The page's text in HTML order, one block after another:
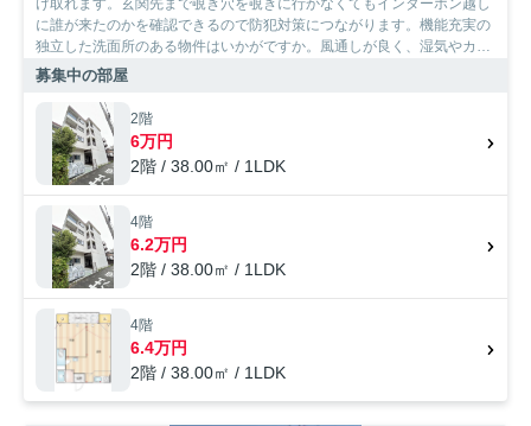
け取れます。玄関先まで覗き穴を覗きに行かなくてもインターホン越し
に誰が来たのかを確認できるので防犯対策につながります。機能充実の
独立した洗面所のある物件はいかがですか。風通しが良く、湿気やカビ
の心配が少ないマンションです。暮らしを豊かにするBS・CSに対応し
検討ください。SumoSumoお問い合わせ窓口がお手伝いいたします。
募集中の部屋
2階
6万円
2階 / 38.00㎡ / 1LDK
4階
6.2万円
2階 / 38.00㎡ / 1LDK
4階
6.4万円
2階 / 38.00㎡ / 1LDK